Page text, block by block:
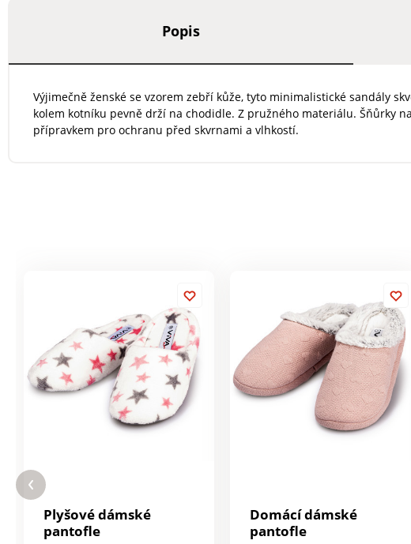
Popis
Výjimečně ženské se vzorem zebří kůže, tyto minimalistické sandály
kolem kotníku pevně drží na chodidle. Z pružného materiálu. Šňůrky
přípravkem pro ochranu před skvrnami a vlhkostí.
Plyšové dámské
pantofle
Domácí dámské
pantofle